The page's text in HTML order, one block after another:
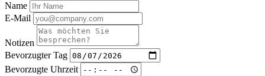
Name
E-Mail
Notizen
Bevorzugter Tag
Bevorzugte Uhrzeit